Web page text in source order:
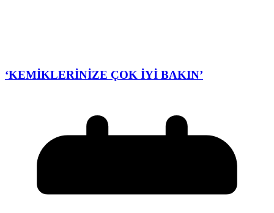
‘KEMİKLERİNİZE ÇOK İYİ BAKIN’